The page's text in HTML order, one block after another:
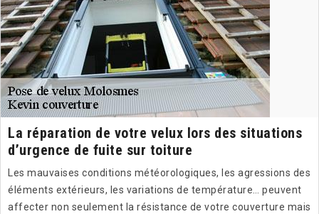
La réparation de votre velux lors des situations
d’urgence de fuite sur toiture
Les mauvaises conditions météorologiques, les agressions des
éléments extérieurs, les variations de température… peuvent
affecter non seulement la résistance de votre couverture mais